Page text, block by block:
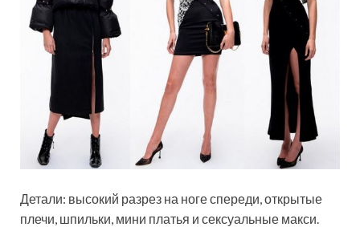
Детали: высокий разрез на ноге спереди, открытые
плечи, шпильки, мини платья и сексуальные макси.